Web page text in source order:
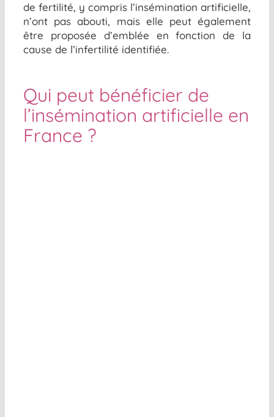
de fertilité, y compris l’insémination artificielle,
n’ont pas abouti, mais elle peut également
être proposée d’emblée en fonction de la
cause de l’infertilité identifiée.
Qui peut bénéficier de
l’insémination artificielle en
France ?